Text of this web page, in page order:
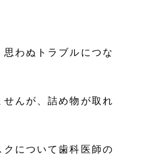
わぬトラブルにつな
んが、詰め物が取れ
について歯科医師の